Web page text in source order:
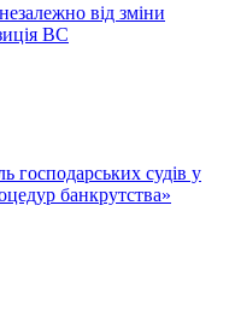
від зміни
ВС
господарських судів у
банкрутства»